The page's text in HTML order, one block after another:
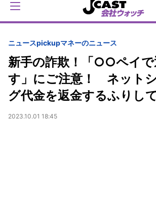
ニュースpickupマネーのニュース
新手の詐欺！「○○ペイで
す」にご注意！ ネット
グ代金を返金するふりし
2023.10.01 18:45